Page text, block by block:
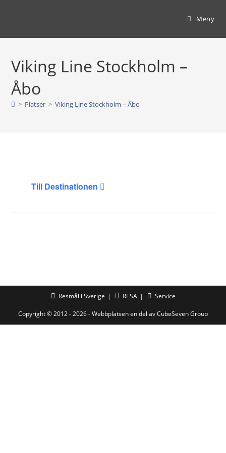
Meny
Viking Line Stockholm –
Åbo
> Platser > Viking Line Stockholm – Åbo
Till Destinationen
Resmål i Sverige RESA Service
Copyright © 2012 - 2026 - Webbplatsen en del avCubeSeven Group